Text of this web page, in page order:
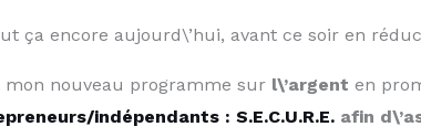
ça encore aujourd\’hui, avant ce soir en
mon nouveau programme sur l\’argent en
indépendants : S.E.C.U.R.E.afin